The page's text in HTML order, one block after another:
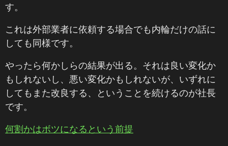
す。
これは外部業者に依頼する場合でも内輪だけの話に
しても同様です。
やったら何かしらの結果が出る。それは良い変化か
もしれないし、悪い変化かもしれないが、いずれに
してもまた改良する、ということを続けるのが社長
です。
何割かはボツになるという前提